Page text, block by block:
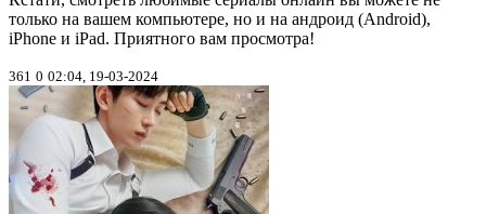
только на вашем компьютере, но и на андроид (Android),
iPhone и iPad. Приятного вам просмотра!
361 0 02:04, 19-03-2024